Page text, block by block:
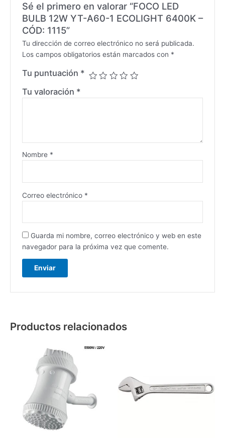
Sé el primero en valorar “FOCO LED
BULB 12W YT-A60-1 ECOLIGHT 6400K –
CÓD: 1115”
Tu dirección de correo electrónico no será publicada.
Los campos obligatorios están marcados con *
Tu puntuación *
Tu valoración *
Nombre *
Correo electrónico *
Guarda mi nombre, correo electrónico y web en este
navegador para la próxima vez que comente.
Productos relacionados